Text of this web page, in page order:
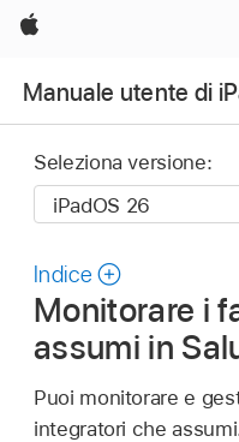
Apple
Manuale utente di
Seleziona versione:
Indice
Monitorare i
assumi in
Puoi monitorare e
integratori che